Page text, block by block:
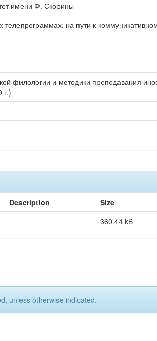
имени Ф. Скорины
телепрограммах: на пути к
филологии и методики преподавания
г.)
Description Size
360.44 kB
unless otherwise indicated.